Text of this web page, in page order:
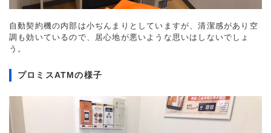
自動契約機の内部は小ぢんまりとしていますが、清潔感があり空
調も効いているので、居心地が悪いような思いはしないでしょ
う。
プロミスATMの様子